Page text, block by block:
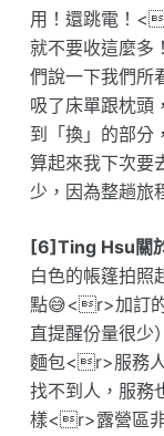
用！還跳電！
就不要收這麼
們說一下我們
吸了床單跟枕頭
到「換」的部
算起來我下次
少，因為整趟旅
[6]Ting Hsu關
白色的帳篷拍照
點😅<r>加訂
直提醒份量很
麵包<r>服務
找不到人，服務
樣<r>露營區